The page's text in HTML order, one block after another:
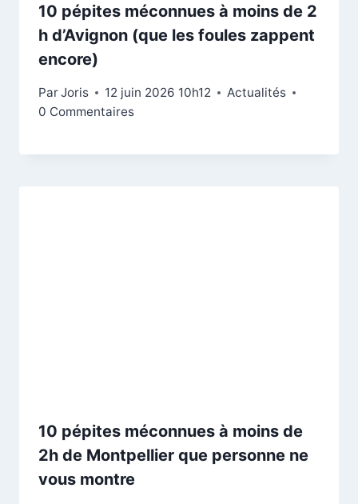
10 pépites méconnues à moins de 2
h d’Avignon (que les foules zappent
encore)
ParJoris 12 juin 2026 10h12
Actualités
0 Commentaires
10 pépites méconnues à moins de
2h de Montpellier que personne ne
vous montre